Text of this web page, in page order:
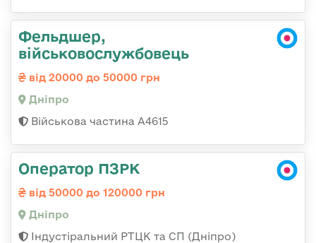
Фельдшер,
військовослужбовець
від 20000 до 50000 грн
Дніпро
Військова частина А4615
Оператор ПЗРК
від 50000 до 120000 грн
Дніпро
Індустіральний РТЦК та СП (Дніпро)